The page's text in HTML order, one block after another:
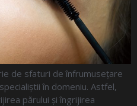
de sfaturi de înfrumusețare
în domeniu. Astfel,
părului și îngrijirea